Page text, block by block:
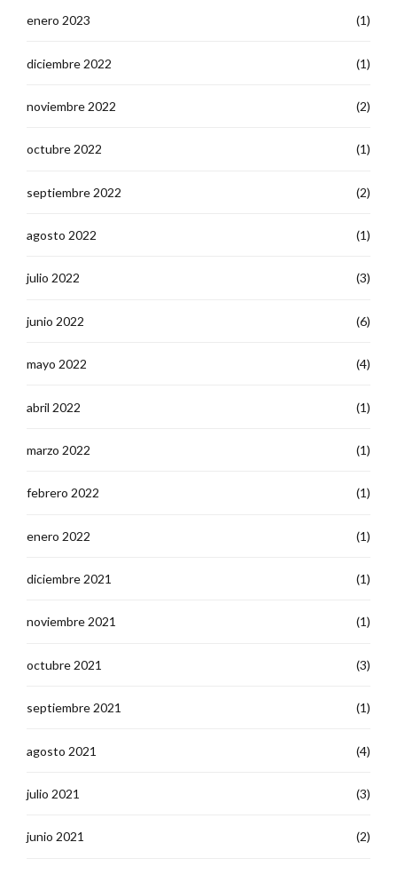
enero 2023 (1)
diciembre 2022 (1)
noviembre 2022 (2)
octubre 2022 (1)
septiembre 2022 (2)
agosto 2022 (1)
julio 2022 (3)
junio 2022 (6)
mayo 2022 (4)
abril 2022 (1)
marzo 2022 (1)
febrero 2022 (1)
enero 2022 (1)
diciembre 2021 (1)
noviembre 2021 (1)
octubre 2021 (3)
septiembre 2021 (1)
agosto 2021 (4)
julio 2021 (3)
junio 2021 (2)